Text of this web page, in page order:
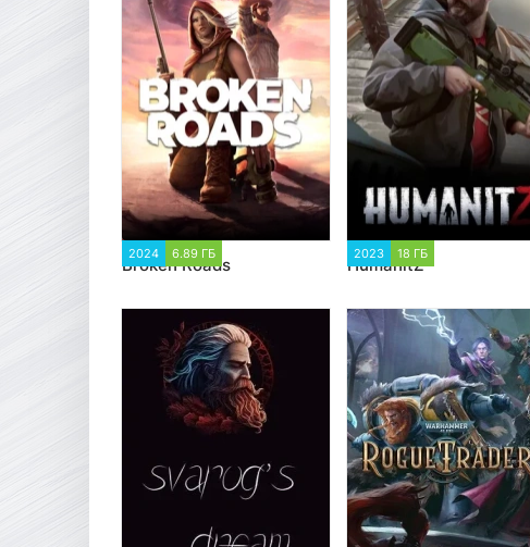
2024 6.89 ГБ
Broken Roads
2023 18 ГБ
HumanitZ